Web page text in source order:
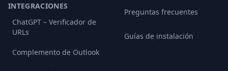
INTEGRACIONES
ChatGPT – Verificador de
URLs
Complemento de Outlook
Preguntas frecuentes
Guías de instalación